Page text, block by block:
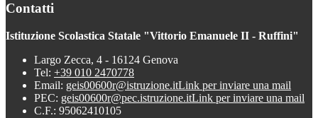
Contatti
Istituzione Scolastica Statale "Vittorio Emanuele II - Ruffini"
Largo Zecca, 4 - 16124 Genova
Tel: +39 010 2470778
Email: geis00600r@istruzione.itLink per inviare una mail
PEC: geis00600r@pec.istruzione.itLink per inviare una mail
C.F.: 95062410105